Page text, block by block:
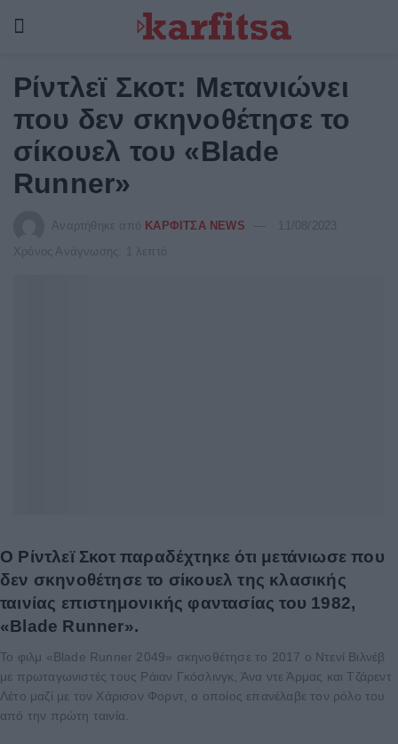
Ρίντλεϊ Σκοτ: Μετανιώνει
που δεν σκηνοθέτησε το
σίκουελ του «Blade
Runner»
Αναρτήθηκε από ΚΑΡΦΙΤΣΑ NEWS
11/08/2023
Χρόνος Ανάγνωσης: 1 λεπτό
Ο Ρίντλεϊ Σκοτ παραδέχτηκε ότι μετάνιωσε που
δεν σκηνοθέτησε το σίκουελ της κλασικής
ταινίας επιστημονικής φαντασίας του 1982,
«Blade Runner».
Το φιλμ «Blade Runner 2049» σκηνοθέτησε το 2017 ο Ντενί Βιλνέβ
με πρωταγωνιστές τους Ράιαν Γκόσλινγκ, Άνα ντε Άρμας και Τζάρεντ
Λέτο μαζί με τον Χάρισον Φορντ, ο οποίος επανέλαβε τον ρόλο του
από την πρώτη ταινία.